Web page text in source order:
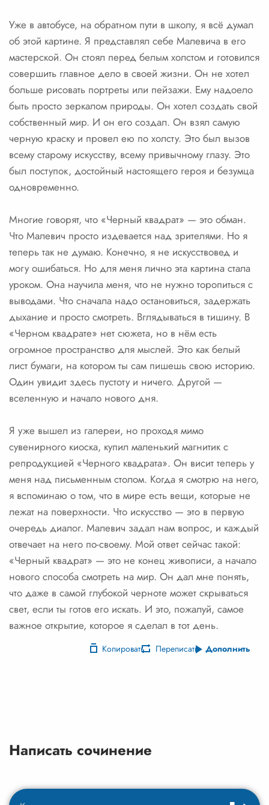
Уже в автобусе, на обратном пути в школу, я всё думал
об этой картине. Я представлял себе Малевича в его
мастерской. Он стоял перед белым холстом и готовился
совершить главное дело в своей жизни. Он не хотел
больше рисовать портреты или пейзажи. Ему надоело
быть просто зеркалом природы. Он хотел создать свой
собственный мир. И он его создал. Он взял самую
черную краску и провел ею по холсту. Это был вызов
всему старому искусству, всему привычному глазу. Это
был поступок, достойный настоящего героя и безумца
одновременно.
Многие говорят, что «Черный квадрат» — это обман.
Что Малевич просто издевается над зрителями. Но я
теперь так не думаю. Конечно, я не искусствовед и
могу ошибаться. Но для меня лично эта картина стала
уроком. Она научила меня, что не нужно торопиться с
выводами. Что сначала надо остановиться, задержать
дыхание и просто смотреть. Вглядываться в тишину. В
«Черном квадрате» нет сюжета, но в нём есть
огромное пространство для мыслей. Это как белый
лист бумаги, на котором ты сам пишешь свою историю.
Один увидит здесь пустоту и ничего. Другой —
вселенную и начало нового дня.
Я уже вышел из галереи, но проходя мимо
сувенирного киоска, купил маленький магнитик с
репродукцией «Черного квадрата». Он висит теперь у
меня над письменным столом. Когда я смотрю на него,
я вспоминаю о том, что в мире есть вещи, которые не
лежат на поверхности. Что искусство — это в первую
очередь диалог. Малевич задал нам вопрос, и каждый
отвечает на него по-своему. Мой ответ сейчас такой:
«Черный квадрат» — это не конец живописи, а начало
нового способа смотреть на мир. Он дал мне понять,
что даже в самой глубокой черноте может скрываться
свет, если ты готов его искать. И это, пожалуй, самое
важное открытие, которое я сделал в тот день.
Копировать Переписать Дополнить
Написать сочинение